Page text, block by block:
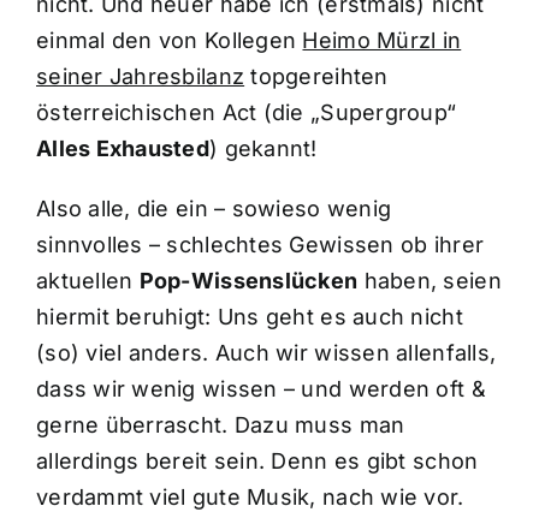
einmal den von Kollegen Heimo Mürzl in
seiner Jahresbilanz topgereihten
österreichischen Act (die „Supergroup“
Alles Exhausted) gekannt!
Also alle, die ein – sowieso wenig
sinnvolles – schlechtes Gewissen ob ihrer
aktuellen Pop-Wissenslücken haben, seien
hiermit beruhigt: Uns geht es auch nicht
(so) viel anders. Auch wir wissen allenfalls,
dass wir wenig wissen – und werden oft &
gerne überrascht. Dazu muss man
allerdings bereit sein. Denn es gibt schon
verdammt viel gute Musik, nach wie vor.